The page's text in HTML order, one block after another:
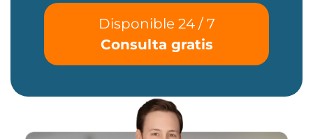
Disponible 24 / 7
Consulta gratis